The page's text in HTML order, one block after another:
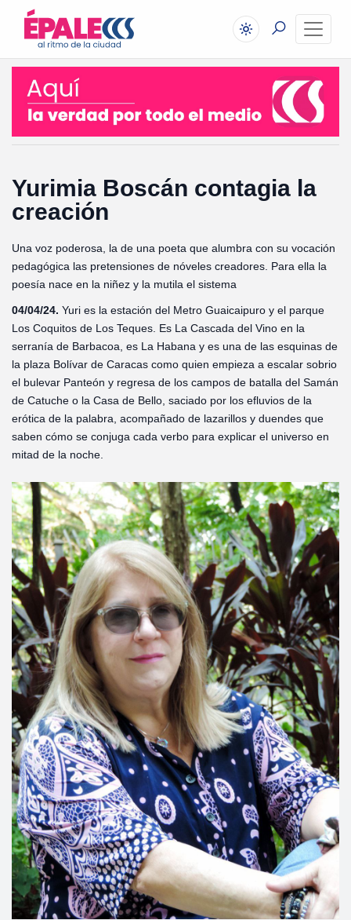
Yurimia Boscán contagia la
creación
Una voz poderosa, la de una poeta que alumbra con su vocación
pedagógica las pretensiones de nóveles creadores. Para ella la
poesía nace en la niñez y la mutila el sistema
04/04/24. Yuri es la estación del Metro Guaicaipuro y el parque
Los Coquitos de Los Teques. Es La Cascada del Vino en la
serranía de Barbacoa, es La Habana y es una de las esquinas de
la plaza Bolívar de Caracas como quien empieza a escalar sobrio
el bulevar Panteón y regresa de los campos de batalla del Samán
de Catuche o la Casa de Bello, saciado por los efluvios de la
erótica de la palabra, acompañado de lazarillos y duendes que
saben cómo se conjuga cada verbo para explicar el universo en
mitad de la noche.